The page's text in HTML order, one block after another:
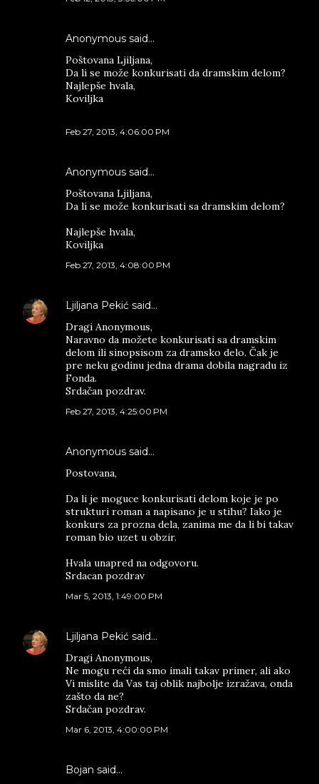
Anonymous said…
Poštovana Ljiljana,
Da li se može konkurisati da dramskim delom?
Najlepše hvala,
Koviljka
Feb 27, 2013, 4:06:00 PM
Anonymous said…
Poštovana Ljiljana,
Da li se može konkurisati sa dramskim delom?
Najlepše hvala,
Koviljka
Feb 27, 2013, 4:08:00 PM
Ljiljana Pekić said…
Dragi Anonymous,
Naravno da možete konkurisati sa dramskim
delom ili sinopsisom za dramsko delo. Čak je
pre neku godinu jedna drama dobila nagradu iz
Fonda.
Srdačan pozdrav.
Feb 27, 2013, 4:25:00 PM
Anonymous said…
Postovana,
Da li je moguce konkurisati delom koje je po
strukturi roman a napisano je u stihu? Iako je
konkurs za prozna dela, zanima me da li bi takav
roman bio uzet u obzir.
Hvala unapred na odgovoru.
Srdacan pozdrav
Mar 5, 2013, 1:49:00 PM
Ljiljana Pekić said…
Dragi Anonymous,
Ne mogu reći da smo imali takav primer, ali ako
Vi mislite da Vas taj oblik najbolje izražava, onda
zašto da ne?
Srdačan pozdrav.
Mar 6, 2013, 4:00:00 PM
Bojan said…